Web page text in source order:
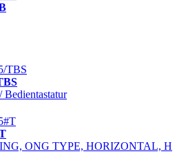
ONG TYPE, HORIZONTAL, H